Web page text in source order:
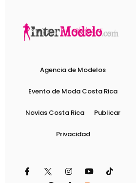
Agencia de Modelos
Evento de Moda Costa Rica
Novias Costa Rica Publicar
Privacidad